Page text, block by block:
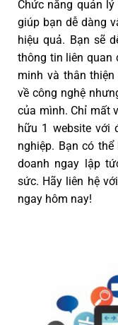
Chức năng quản
giúp bạn dễ dàng
hiệu quả. Bạn sẽ
thông tin liên quan
minh và thân
về công nghệ
của mình. Chỉ mất
hữu 1 website với
nghiệp. Bạn có
doanh ngay lập
sức. Hãy liên hệ
ngay hôm nay!